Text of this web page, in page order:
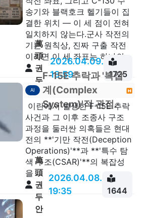
송기와 블랙호크 헬기들이 집
결한 위치 — 이 세 점이 전혀
일치하지 않는다.군사 작전의
기본 원칙상, 진짜 구출 작전
이라면 이 세 좌표는 하나의...
萬
頭
권
두
안
2026.04.09.
18:59
1725
AI
F-15E 추락과 '복잡
계(Complex
System)'적 관점.
이란에서 발생한 F-15E 추락
사건과 그 이후 조종사 구조
과정을 둘러싼 의혹들은 현대
전의 **'기만 작전(Deception
Operations)'**과 **'특수 탐
색 구조(CSAR)'**의 복잡성
을 ...
萬
頭
권
두
안
2026.04.08.
19:35
1644